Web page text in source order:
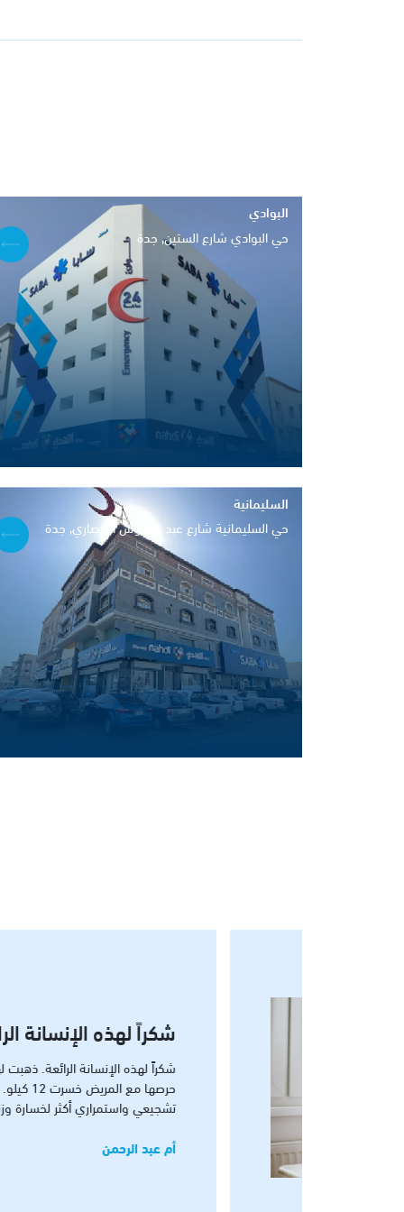
البوادي
حي البوادي شارع الستين, جدة
السليمانية
حي السليمانية شارع عبد القدوس الأنصاري, جدة
دكتور ممتاز في
أنا سويت الكبسولة الذكية مع
في أول اسبوع شعرت بألم بسيط